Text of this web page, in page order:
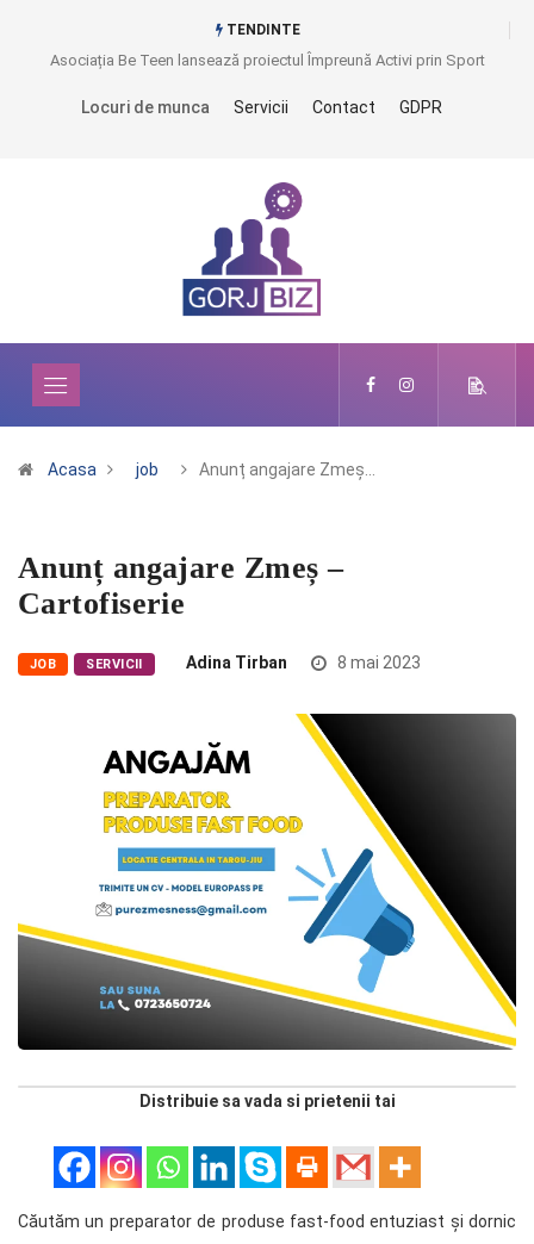
TENDINTE
Asociația Be Teen lansează proiectul Împreună Activi prin Sport
Locuri de munca Servicii Contact GDPR
Acasa job Anunț angajare Zmeș…
Anunț angajare Zmeș –
Cartofiserie
JOB SERVICII Adina Tirban 8 mai 2023
Distribuie sa vada si prietenii tai
Căutăm un preparator de produse fast-food entuziast și dornic